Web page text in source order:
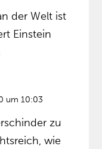
der Welt ist
Einstein
um 10:03
zu
wie